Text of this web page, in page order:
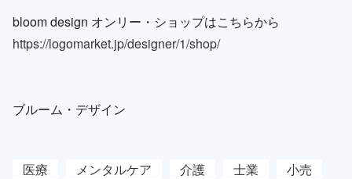
bloom design オンリー・ショップはこちらから
https://logomarket.jp/designer/1/shop/
ブルーム・デザイン
医療 メンタルケア 介護 士業
小売